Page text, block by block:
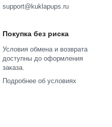
support@kuklapups.ru
Покупка без риска
Условия обмена и возврата
доступны до оформления
заказа.
Подробнее об условиях